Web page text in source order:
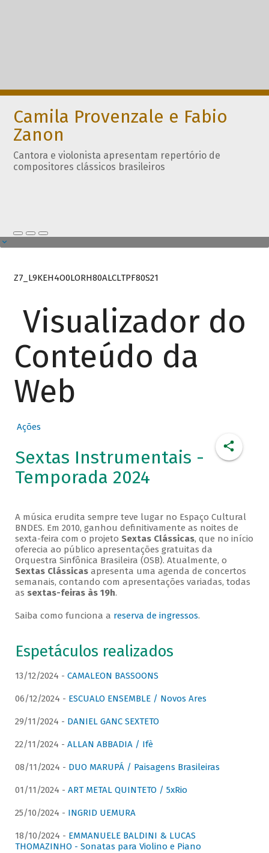
Camila Provenzale e Fabio
Zanon
Cantora e violonista apresentam repertório de
compositores clássicos brasileiros
Z7_L9KEH4O0LORH80ALCLTPF80S21
Visualizador do
Conteúdo da
Web
Ações
Sextas Instrumentais -
Temporada 2024
A música erudita sempre teve lugar no Espaço Cultural
BNDES. Em 2010, ganhou definitivamente as noites de
sexta-feira com o projeto Sextas Clássicas, que no início
oferecia ao público apresentações gratuitas da
Orquestra Sinfônica Brasileira (OSB). Atualmente, o
Sextas Clássicasapresenta uma agenda de concertos
semanais, contando com apresentações variadas, todas
as sextas-feiras às 19h.
Saiba como funciona a reserva de ingressos.
Espetáculos realizados
13/12/2024 - CAMALEON BASSOONS
06/12/2024 - ESCUALO ENSEMBLE / Novos Ares
29/11/2024 - DANIEL GANC SEXTETO
22/11/2024 - ALLAN ABBADIA / Ifè
08/11/2024 - DUO MARUPÁ / Paisagens Brasileiras
01/11/2024 - ART METAL QUINTETO / 5xRio
25/10/2024 - INGRID UEMURA
18/10/2024 - EMMANUELE BALDINI & LUCAS
THOMAZINHO - Sonatas para Violino e Piano